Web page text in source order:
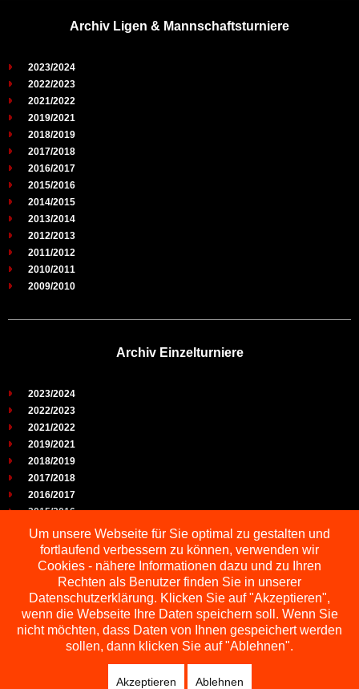
Archiv Ligen & Mannschaftsturniere
2023/2024
2022/2023
2021/2022
2019/2021
2018/2019
2017/2018
2016/2017
2015/2016
2014/2015
2013/2014
2012/2013
2011/2012
2010/2011
2009/2010
Archiv Einzelturniere
2023/2024
2022/2023
2021/2022
2019/2021
2018/2019
2017/2018
2016/2017
2015/2016
2014/2015
2013/2014
2012/2013
2011/2012
2010/2011
2009/2010
Um unsere Webseite für Sie optimal zu gestalten und
fortlaufend verbessern zu können, verwenden wir
Cookies - nähere Informationen dazu und zu Ihren
Rechten als Benutzer finden Sie in unserer
Datenschutzerklärung. Klicken Sie auf "Akzeptieren",
wenn die Webseite Ihre Daten speichern soll. Wenn Sie
nicht möchten, dass Daten von Ihnen gespeichert werden
sollen, dann klicken Sie auf "Ablehnen".
Akzeptieren Ablehnen